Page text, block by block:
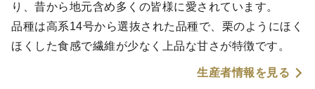
り、昔から地元含め多くの皆様に愛されています。
品種は高系14号から選抜された品種で、栗のようにほく
ほくした食感で繊維が少なく上品な甘さが特徴です。
生産者情報を見る